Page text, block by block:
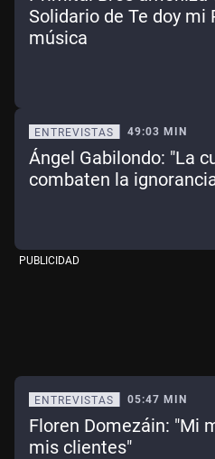
Ene Feb Mar Abr
May
Borrar Mes actual
Solidario de Te doy mi
música
ENTREVISTAS 49:03 MIN
Ángel Gabilondo: "La
combaten la
PUBLICIDAD
ENTREVISTAS 05:47 MIN
Floren Domezáin: "Mi
mis clientes"